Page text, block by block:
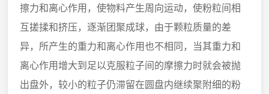
擦力和离心作用，使物料产生周向运动，使粉粒间相
互搓揉和挤压，逐渐团聚成球，由于颗粒质量的差
异，所产生的重力和离心作用也不相同，当其重力和
离心作用增大到足以克服粒子间的摩擦力时就会被抛
出盘外，较小的粒子仍滞留在圆盘内继续聚附细的粉